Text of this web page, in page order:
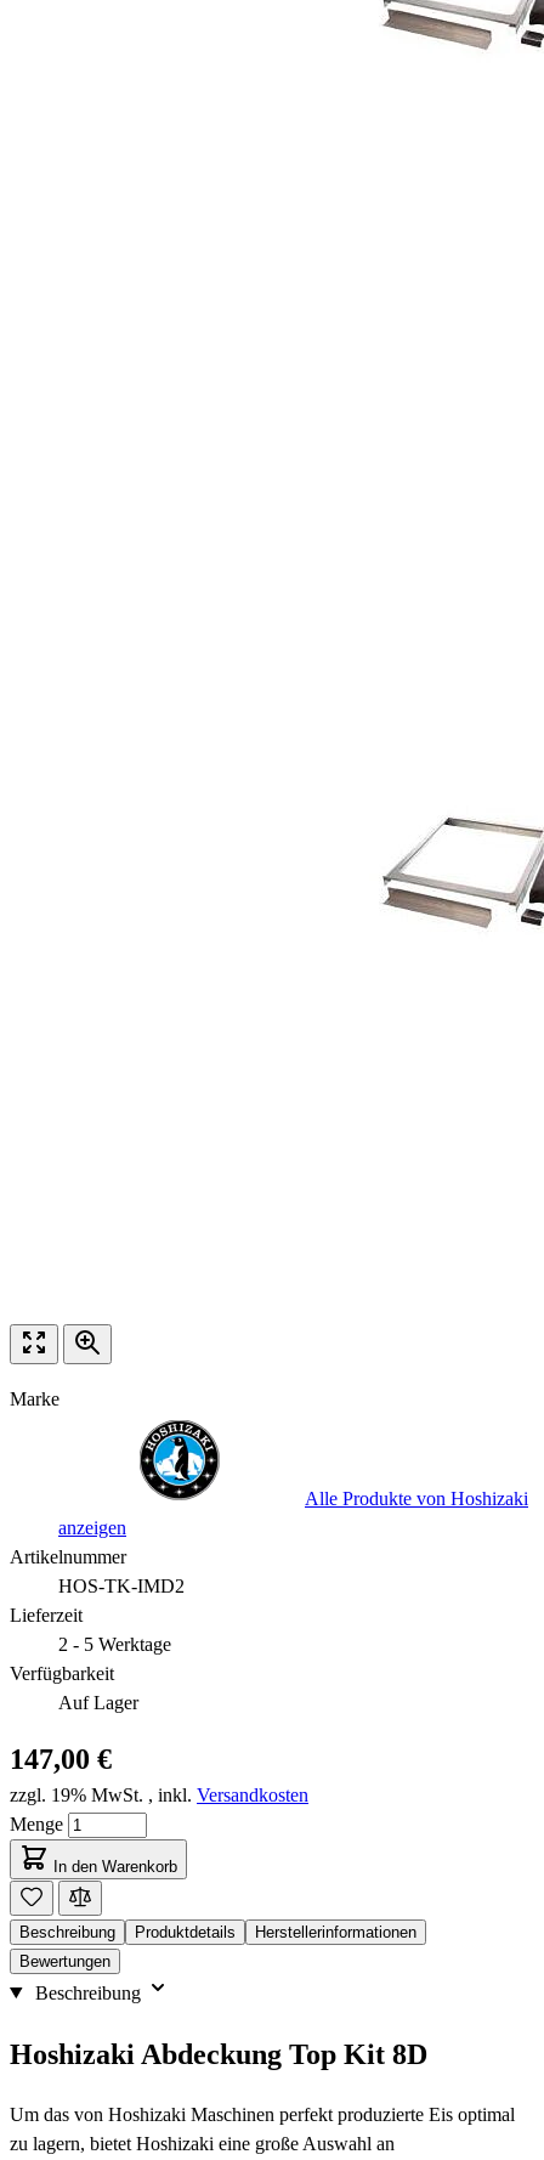
Marke
Alle Produkte von Hoshizaki
anzeigen
Artikelnummer
HOS-TK-IMD2
Lieferzeit
2 - 5 Werktage
Verfügbarkeit
Auf Lager
147,00 €
zzgl. 19% MwSt. , inkl. Versandkosten
Menge
In den Warenkorb
Beschreibung Produktdetails
Herstellerinformationen
Bewertungen
Beschreibung
Hoshizaki Abdeckung Top Kit 8D
Um das von Hoshizaki Maschinen perfekt produzierte Eis optimal
zu lagern, bietet Hoshizaki eine große Auswahl an